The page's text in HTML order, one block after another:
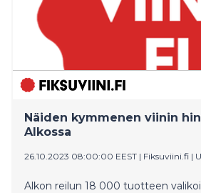
Näiden kymmenen viinin
Alkossa
26.10.2023 08:00:00 EEST | Fiksuviini.fi |
Alkon reilun 18 000 tuotteen